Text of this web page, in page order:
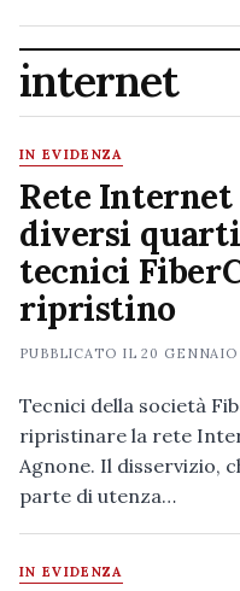
internet
IN EVIDENZA
Rete
diversi
tecnici
ripristino
PUBBLICATO IL20 GENNAIO
Tecnici della società
ripristinare la rete
Agnone. Il disservizio,
parte di utenza…
IN EVIDENZA